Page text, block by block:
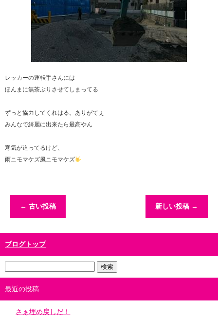
レッカーの運転手さんには
ほんまに無茶ぶりさせてしまってる
ずっと協力してくれはる。ありがてぇ
みんなで綺麗に出来たら最高やん
寒気が迫ってるけど、
雨ニモマケズ風ニモマケズ
← 古い投稿 新しい投稿 →
ブログトップ
最近の投稿
さぁ埋め戻しだ！